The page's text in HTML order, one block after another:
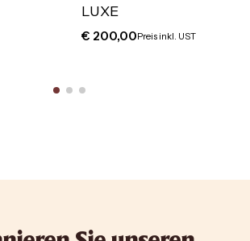
LUXE
€ 200,00Preis inkl. UST